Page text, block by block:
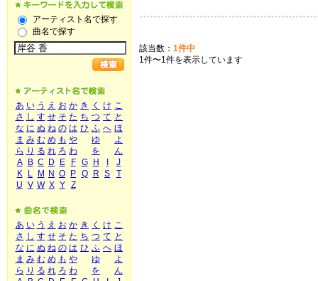
アーティスト名で探す
曲名で探す
あ い う え お か き く け こ
さ し す せ そ た ち つ て と
な に ぬ ね の は ひ ふ へ ほ
ま み む め も や ゆ
よ
ら り る れ ろ わ を
ん
A
B C D E F G H
J
K
L M N O P Q R S
T
U V W X Y Z
あ い う え お か き く け こ
さ し す せ そ た ち つ て と
な に ぬ ね の は ひ ふ へ ほ
ま み む め も や ゆ
よ
ら り る れ ろ わ を
ん
該当数： 1件中
1件〜1件を表示しています